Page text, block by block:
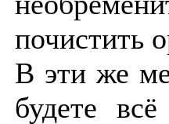
почистить
В эти же
будете